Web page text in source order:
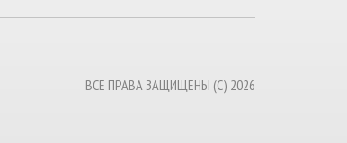
ВСЕ ПРАВА ЗАЩИЩЕНЫ (С) 2026